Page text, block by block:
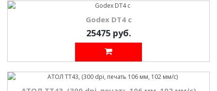
Godex DT4 с
25475 руб.